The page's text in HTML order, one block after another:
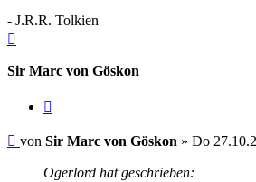
- J.R.R. Tolkien
Sir Marc von Göskon
Beitrag
von Sir Marc von Göskon » Do
Ogerlord hat geschrieben: